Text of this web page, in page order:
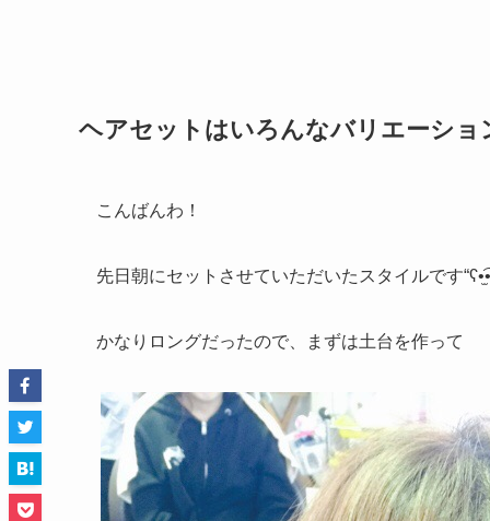
ヘアセットはいろんなバリエーショ
こんばんわ！
先日朝にセットさせていただいたスタイルです
かなりロングだったので、まずは土台を作って